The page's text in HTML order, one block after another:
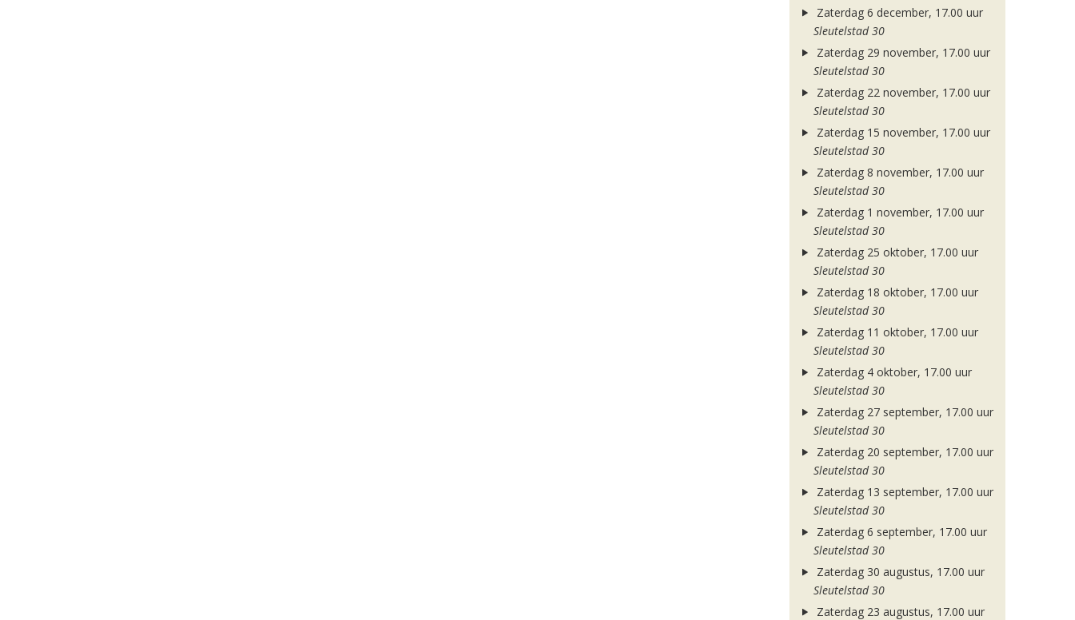
Zaterdag 6 december, 17.00 uur
Sleutelstad 30
Zaterdag 29 november, 17.00 uur
Sleutelstad 30
Zaterdag 22 november, 17.00 uur
Sleutelstad 30
Zaterdag 15 november, 17.00 uur
Sleutelstad 30
Zaterdag 8 november, 17.00 uur
Sleutelstad 30
Zaterdag 1 november, 17.00 uur
Sleutelstad 30
Zaterdag 25 oktober, 17.00 uur
Sleutelstad 30
Zaterdag 18 oktober, 17.00 uur
Sleutelstad 30
Zaterdag 11 oktober, 17.00 uur
Sleutelstad 30
Zaterdag 4 oktober, 17.00 uur
Sleutelstad 30
Zaterdag 27 september, 17.00 uur
Sleutelstad 30
Zaterdag 20 september, 17.00 uur
Sleutelstad 30
Zaterdag 13 september, 17.00 uur
Sleutelstad 30
Zaterdag 6 september, 17.00 uur
Sleutelstad 30
Zaterdag 30 augustus, 17.00 uur
Sleutelstad 30
Zaterdag 23 augustus, 17.00 uur